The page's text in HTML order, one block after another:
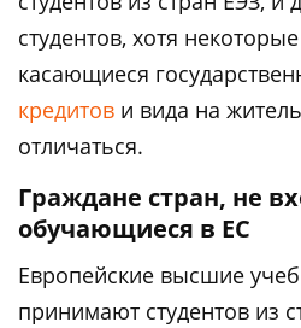
студентов, хотя
касающиеся
кредитов и вида на
отличаться.
Граждане стран, не
обучающиеся в ЕС
Европейские высшие
принимают студентов из